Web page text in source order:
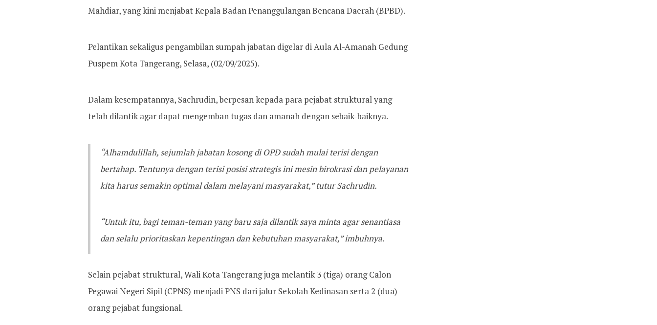
Mahdiar, yang kini menjabat Kepala Badan Penanggulangan Bencana Daerah (BPBD).
Pelantikan sekaligus pengambilan sumpah jabatan digelar di Aula Al-Amanah Gedung
Puspem Kota Tangerang, Selasa, (02/09/2025).
Dalam kesempatannya, Sachrudin, berpesan kepada para pejabat struktural yang
telah dilantik agar dapat mengemban tugas dan amanah dengan sebaik-baiknya.
“Alhamdulillah, sejumlah jabatan kosong di OPD sudah mulai terisi dengan
bertahap. Tentunya dengan terisi posisi strategis ini mesin birokrasi dan pelayanan
kita harus semakin optimal dalam melayani masyarakat,” tutur Sachrudin.
“Untuk itu, bagi teman-teman yang baru saja dilantik saya minta agar senantiasa
dan selalu prioritaskan kepentingan dan kebutuhan masyarakat,” imbuhnya.
Selain pejabat struktural, Wali Kota Tangerang juga melantik 3 (tiga) orang Calon
Pegawai Negeri Sipil (CPNS) menjadi PNS dari jalur Sekolah Kedinasan serta 2 (dua)
orang pejabat fungsional.